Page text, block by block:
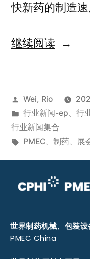
快新药的制造
继续阅读
Wei, Rio
行业新闻-ep、 行
行业新闻集合
PMEC、 制药、 展
世界制药机械、包装
PMEC China